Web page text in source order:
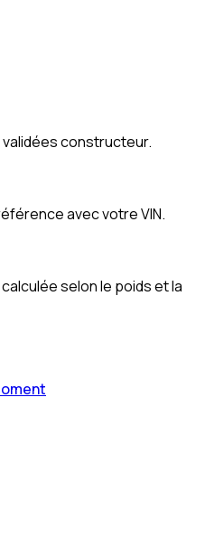
constructeur.
avec votre VIN.
selon le poids et la